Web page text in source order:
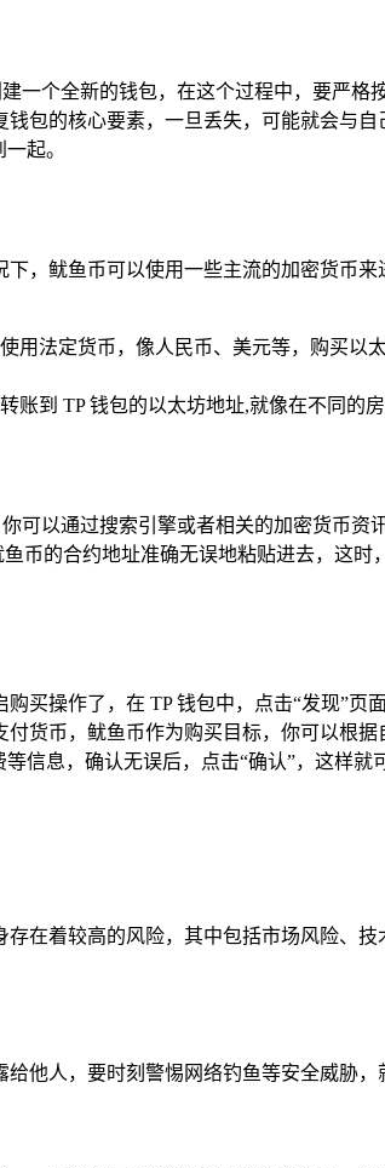
一个全新的钱包，在这个过程中，要严
包的核心要素，一旦丢失，可能就会与
起。
，鱿鱼币可以使用一些主流的加密货币
用法定货币，像人民币、美元等，购买以
到 TP 钱包的以太坊地址,就像在不同的
可以通过搜索引擎或者相关的加密货币资
币的合约地址准确无误地粘贴进去，这
操作了，在 TP 钱包中，点击“发现”页
货币，鱿鱼币作为购买目标，你可以根
信息，确认无误后，点击“确认”，这样就
在着较高的风险，其中包括市场风险、
他人，要时刻警惕网络钓鱼等安全威胁